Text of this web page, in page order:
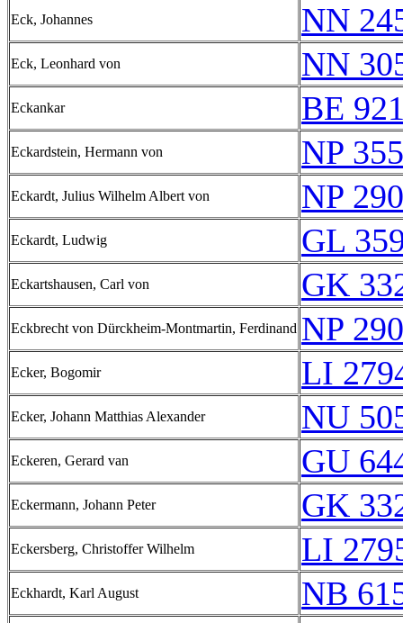
Eck, Johannes NN
Eck, Leonhard von NN
Eckankar BE
Eckardstein, Hermann von NP
Eckardt, Julius Wilhelm Albert von NP
Eckardt, Ludwig GL
Eckartshausen, Carl von GK
Eckbrecht von Dürckheim-Montmartin, Ferdinand NP
Ecker, Bogomir LI
Ecker, Johann Matthias Alexander NU
Eckeren, Gerard van GU
Eckermann, Johann Peter GK
Eckersberg, Christoffer Wilhelm LI
Eckhardt, Karl August NB